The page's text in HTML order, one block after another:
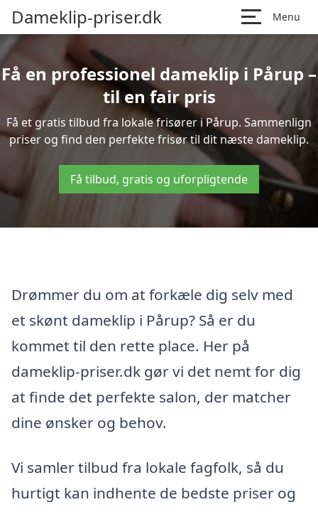
Dameklip-priser.dk Menu
Få en professionel dameklip i Pårup –
til en fair pris
Få et gratis tilbud fra lokale frisører i Pårup. Sammenlign
priser og find den perfekte frisør til dit næste dameklip.
Få tilbud, gratis og uforpligtende
Drømmer du om at forkæle dig selv med
et skønt dameklip i Pårup? Så er du
kommet til den rette place. Her på
dameklip-priser.dk gør vi det nemt for dig
at finde det perfekte salon, der matcher
dine ønsker og behov.
Vi samler tilbud fra lokale fagfolk, så du
hurtigt kan indhente de bedste priser og